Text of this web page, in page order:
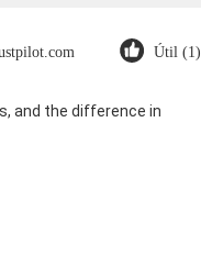
Útil (1)
and the difference in